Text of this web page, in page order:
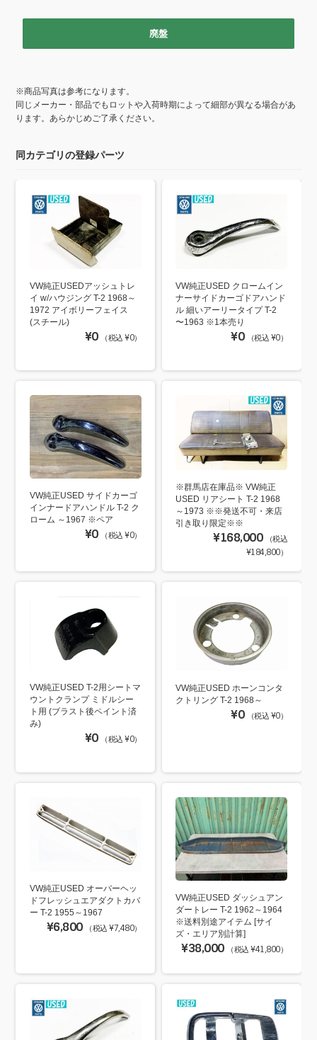
廃盤
※商品写真は参考になります。
同じメーカー・部品でもロットや入荷時期によって細部が異なる場合があ
ります。あらかじめご了承ください。
同カテゴリの登録パーツ
VW純正USEDアッシュトレ
イ w/ハウジング T-2 1968～
1972 アイボリーフェイス
(スチール)
¥0 （税込 ¥0）
VW純正USED クロームイン
ナーサイドカーゴドアハンド
ル 細いアーリータイプ T-2
〜1963 ※1本売り
¥0 （税込 ¥0）
VW純正USED サイドカーゴ
インナードアハンドル T-2 ク
ローム ～1967 ※ペア
¥0 （税込 ¥0）
※群馬店在庫品※ VW純正
USED リアシート T-2 1968
～1973 ※※発送不可・来店
引き取り限定※※
¥168,000
（税込
¥184,800）
VW純正USED T-2用シートマ
ウントクランプ ミドルシー
ト用 (ブラスト後ペイント済
み)
¥0 （税込 ¥0）
VW純正USED ホーンコンタ
クトリング T-2 1968～
¥0 （税込 ¥0）
VW純正USED オーバーヘッ
ドフレッシュエアダクトカバ
ー T-2 1955～1967
¥6,800 （税込 ¥7,480）
VW純正USED ダッシュアン
ダートレー T-2 1962～1964
※送料別途アイテム [サイ
ズ・エリア別計算]
¥38,000 （税込 ¥41,800）